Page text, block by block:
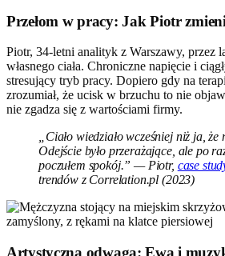
Przełom w pracy: Jak Piotr
Piotr, 34-letni analityk z Warszawy, przez
własnego ciała. Chroniczne napięcie i
stresujący tryb pracy. Dopiero gdy na
zrozumiał, że ucisk w brzuchu to nie
nie zgadza się z wartościami firmy.
„Ciało wiedziało wcześniej niż ja, że
Odejście było przerażające, ale po
poczułem spokój.” — Piotr, case
trendów z Correlation.pl (2023)
Artystyczna odwaga: Ewa i